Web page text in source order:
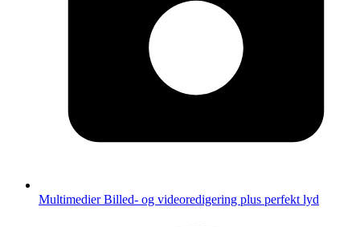
MultimedierBilled- og videoredigering plus perfekt lyd